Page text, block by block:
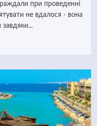
при проведенні
не вдалося - вона
завдяки...